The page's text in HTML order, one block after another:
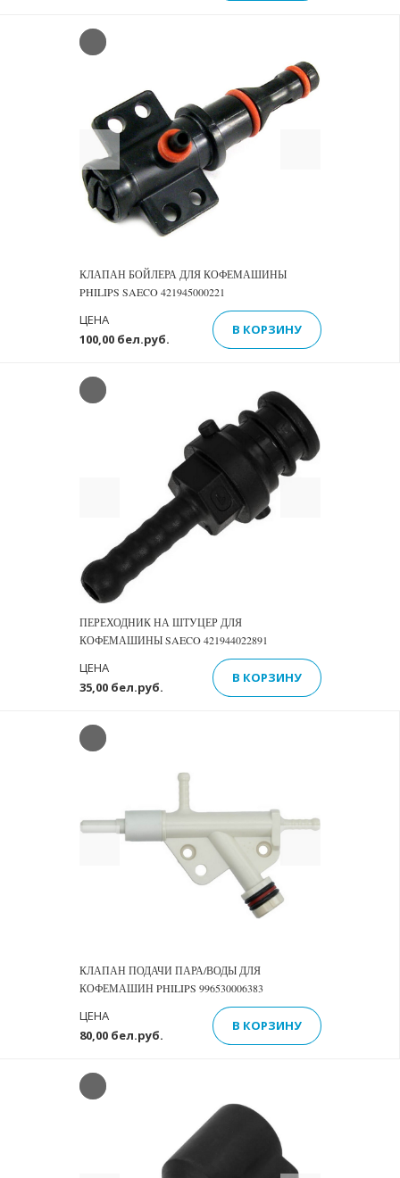
Previous
КЛАПАН БОЙЛЕРА ДЛЯ КОФЕМАШИНЫ
PHILIPS SAECO 421945000221
100,00 бел.руб.
ЦЕНА
В КОРЗИНУ
ПЕРЕХОДНИК НА ШТУЦЕР ДЛЯ
КОФЕМАШИНЫ SAECO 421944022891
35,00 бел.руб.
ЦЕНА
В КОРЗИНУ
Previous Next
КЛАПАН ПОДАЧИ ПАРА/ВОДЫ ДЛЯ
КОФЕМАШИН PHILIPS 996530006383
80,00 бел.руб.
ЦЕНА
В КОРЗИНУ